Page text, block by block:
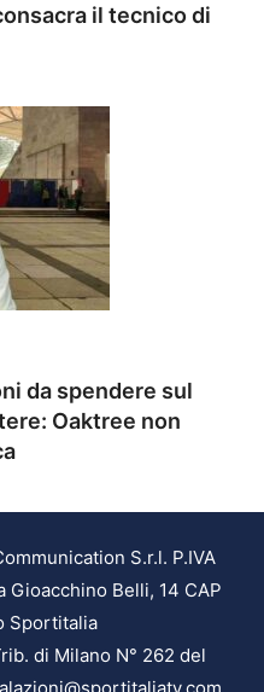
il tecnico di
da spendere sul
Oaktree non
S.r.l. P.IVA
Gioacchino Belli, 14 CAP
Sportitalia
di Milano N° 262 del